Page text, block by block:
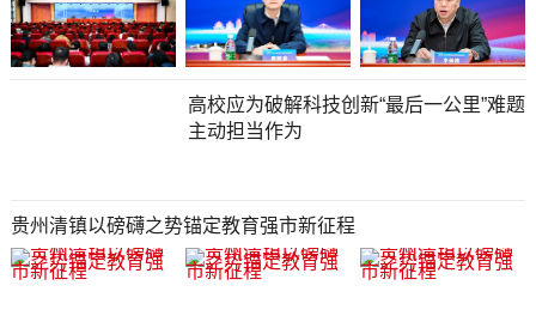
高校应为破解科技创新“最后一公里”难题
主动担当作为
贵州清镇以磅礴之势锚定教育强市新征程